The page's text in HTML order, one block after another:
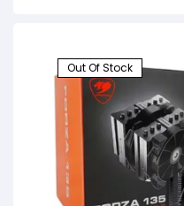
Out Of Stock